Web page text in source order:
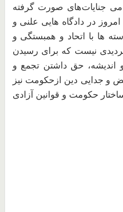
جنایات‌های صورت گرفته
در دادگاه هایی علنی و
ها با اتحاد و همبستگی و
نیست که برای رسیدن
و اندیشه، حق داشتن تجمع و
و جدایی دین ازحکومت نیز
حکومت و قوانین آزادی